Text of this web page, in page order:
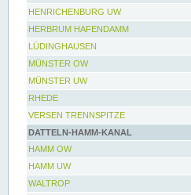
HENRICHENBURG UW
HERBRUM HAFENDAMM
LÜDINGHAUSEN
MÜNSTER OW
MÜNSTER UW
RHEDE
VERSEN TRENNSPITZE
DATTELN-HAMM-KANAL
HAMM OW
HAMM UW
WALTROP